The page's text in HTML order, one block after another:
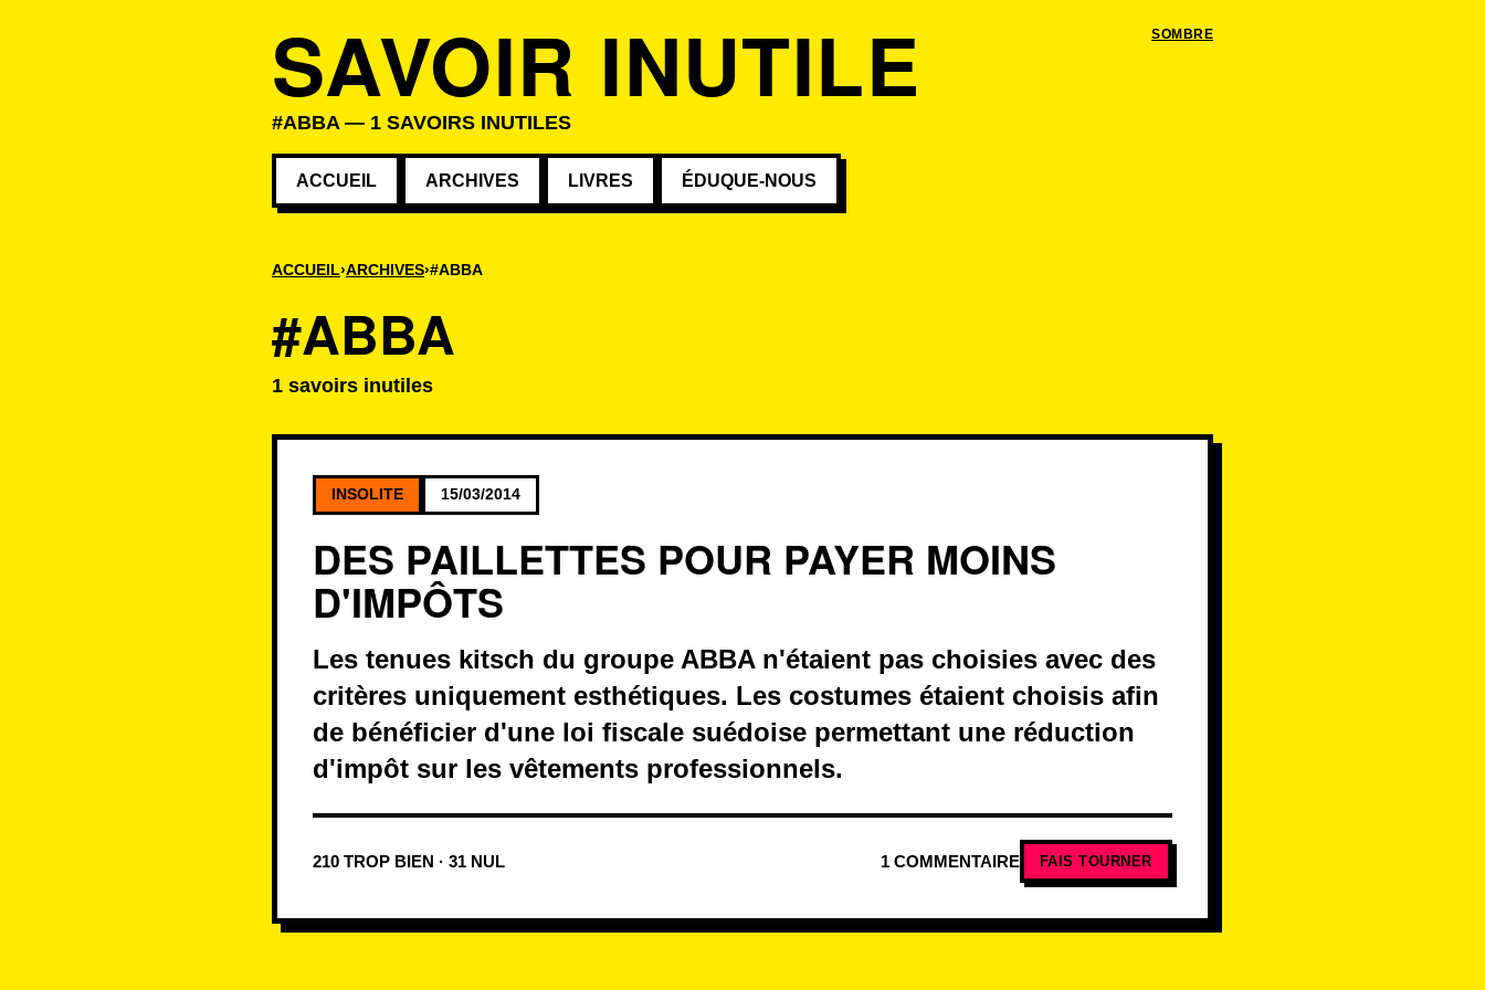
SOMBRE
SAVOIR INUTILE
#ABBA — 1 SAVOIRS INUTILES
ACCUEIL ARCHIVES LIVRES ÉDUQUE-NOUS
ACCUEIL ARCHIVES #ABBA
#ABBA
1 savoirs inutiles
Savoirs associés au mot-clé
INSOLITE 15/03/2014
DES PAILLETTES POUR PAYER MOINS
D'IMPÔTS
Les tenues kitsch du groupe ABBA n'étaient pas choisies avec des
critères uniquement esthétiques. Les costumes étaient choisis afin
de bénéficier d'une loi fiscale suédoise permettant une réduction
d'impôt sur les vêtements professionnels.
210 TROP BIEN · 31 NUL 1 COMMENTAIRE FAIS TOURNER